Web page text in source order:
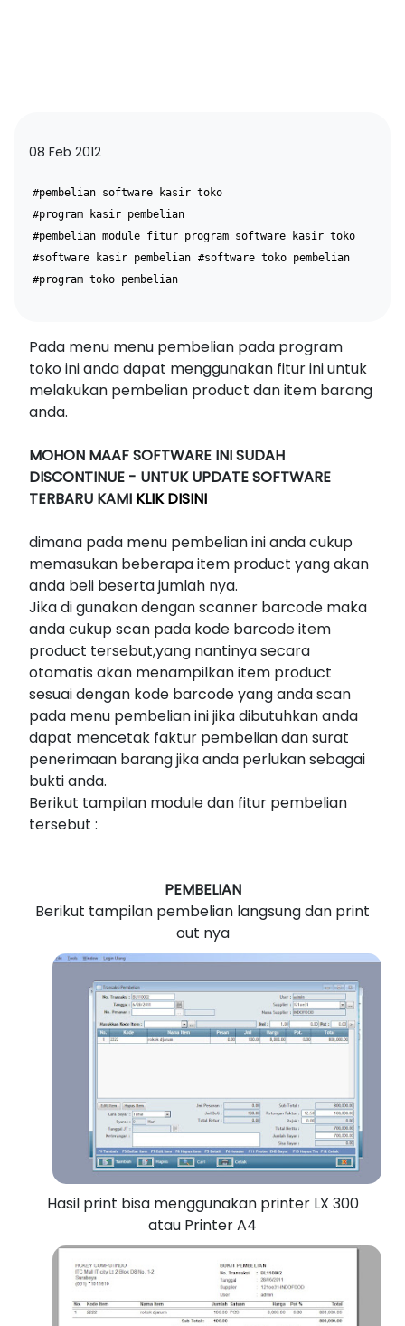
08 Feb 2012
#pembelian software kasir toko
#program kasir pembelian
#pembelian module fitur program software kasir toko
#software kasir pembelian #software toko pembelian
#program toko pembelian
Pada menu menu pembelian pada program
toko ini anda dapat menggunakan fitur ini untuk
melakukan pembelian product dan item barang
anda.
MOHON MAAF SOFTWARE INI SUDAH
DISCONTINUE - UNTUK UPDATE SOFTWARE
TERBARU KAMI KLIK DISINI
dimana pada menu pembelian ini anda cukup
memasukan beberapa item product yang akan
anda beli beserta jumlah nya.
Jika di gunakan dengan scanner barcode maka
anda cukup scan pada kode barcode item
product tersebut,yang nantinya secara
otomatis akan menampilkan item product
sesuai dengan kode barcode yang anda scan
pada menu pembelian ini jika dibutuhkan anda
dapat mencetak faktur pembelian dan surat
penerimaan barang jika anda perlukan sebagai
bukti anda.
Berikut tampilan module dan fitur pembelian
tersebut :
PEMBELIAN
Berikut tampilan pembelian langsung dan print
out nya
Hasil print bisa menggunakan printer LX 300
atau Printer A4